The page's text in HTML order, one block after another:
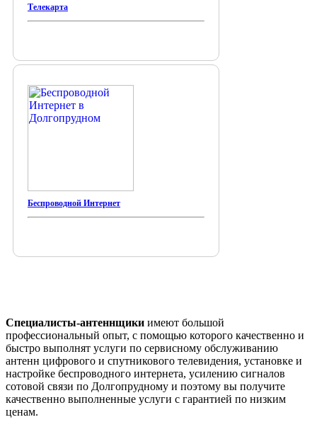
Телекарта
Беспроводной Интернет
Специалисты-антеннщики имеют большой
профессиональный опыт, с помощью которого качественно и
быстро выполнят услуги по сервисному обслуживанию
антенн цифрового и спутникового телевидения, установке и
настройке беспроводного интернета, усилению сигналов
сотовой связи по Долгопрудному и поэтому вы получите
качественно выполненные услуги с гарантией по низким
ценам.